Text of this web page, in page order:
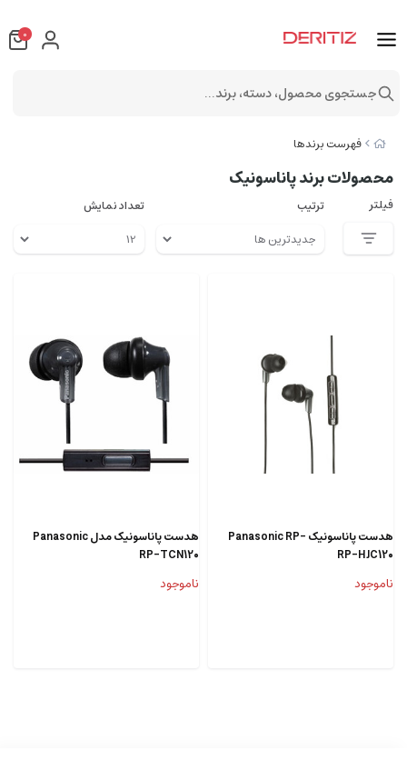
فهرست برندها
محصولات برند پاناسونیک
فیلتر ترتیب تعداد نمایش
هدست پاناسونیک Panasonic RP-
RP-HJC120
ناموجود
هدست پاناسونیک مدل Panasonic
RP-TCN120
ناموجود
0
جستجوی محصول، دسته، برند...